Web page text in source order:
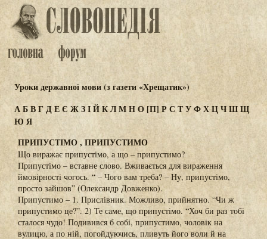
Уроки державної мови (з газети «Хрещатик»)
АБВГДЕЄ ЖЗІЙКЛМНО[П] РСТУФХЦЧШЩ
Ю Я
ПРИПУСТІМО , ПРИПУСТИМО
Що виражає припустімо, а що – припустимо?
Припустімо – вставне слово. Вживається для вираження
ймовірності чогось. “ – Чого вам треба? – Ну, припустімо,
просто зайшов” (Олександр Довженко).
Припустимо – 1. Прислівник. Можливо, прийнятно. “Чи ж
припустимо це?”. 2) Те саме, що припустімо. “Хоч би раз тобі
сталося чудо! Подивився б собі, припустимо, чоловік на
вулицю, а по ній, погойдуючись, пливуть його воли й на